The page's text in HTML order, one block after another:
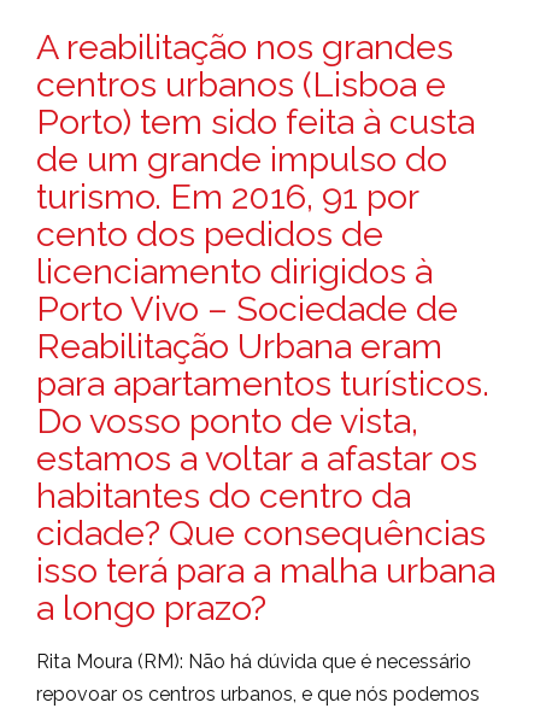
A reabilitação nos grandes
centros urbanos (Lisboa e
Porto) tem sido feita à custa
de um grande impulso do
turismo. Em 2016, 91 por
cento dos pedidos de
licenciamento dirigidos à
Porto Vivo – Sociedade de
Reabilitação Urbana eram
para apartamentos turísticos.
Do vosso ponto de vista,
estamos a voltar a afastar os
habitantes do centro da
cidade? Que consequências
isso terá para a malha urbana
a longo prazo?
Rita Moura (RM): Não há dúvida que é necessário
repovoar os centros urbanos, e que nós podemos